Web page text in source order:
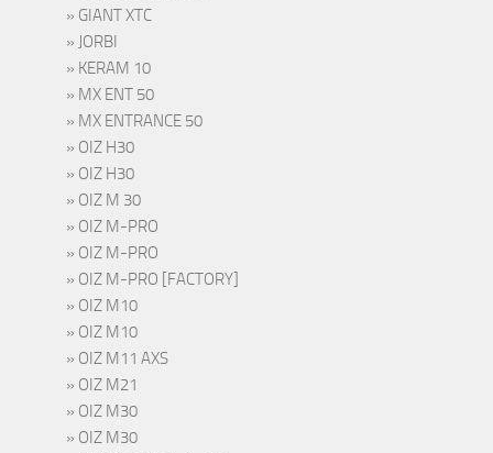
GIANT XTC
JORBI
KERAM 10
MX ENT 50
MX ENTRANCE 50
OIZ H30
OIZ H30
OIZ M 30
OIZ M-PRO
OIZ M-PRO
OIZ M-PRO [FACTORY]
OIZ M10
OIZ M10
OIZ M11 AXS
OIZ M21
OIZ M30
OIZ M30